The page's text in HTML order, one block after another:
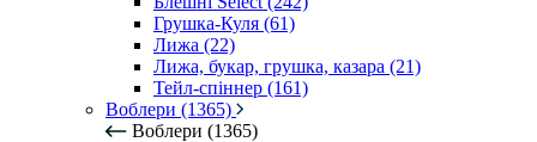
Грушка-Куля (61)
Лижа (22)
Лижа, букар, грушка, казара (21)
Тейл-спіннер (161)
Воблери (1365)
Воблери (1365)